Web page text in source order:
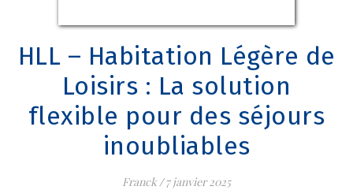
HLL – Habitation Légère de
Loisirs : La solution
flexible pour des séjours
inoubliables
Franck/ 7 janvier 2025